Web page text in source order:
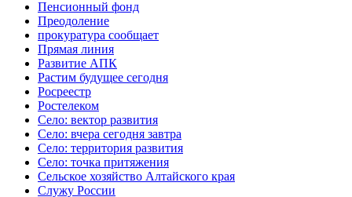
Пенсионный фонд
Преодоление
прокуратура сообщает
Прямая линия
Развитие АПК
Растим будущее сегодня
Росреестр
Ростелеком
Село: вектор развития
Село: вчера сегодня завтра
Село: территория развития
Село: точка притяжения
Сельское хозяйство Алтайского края
Служу России